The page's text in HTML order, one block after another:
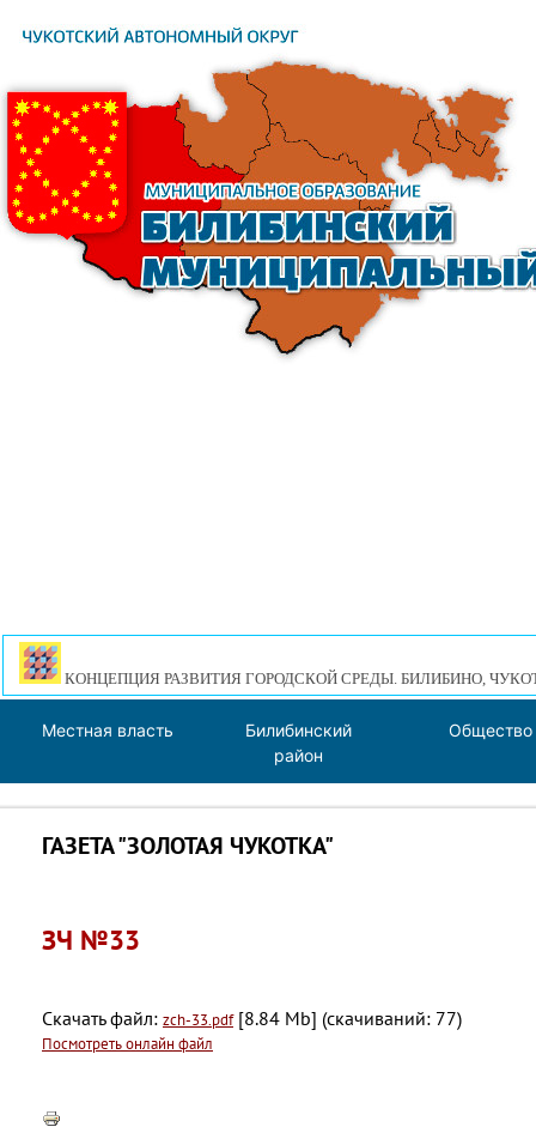
КОНЦЕПЦИЯ РАЗВИТИЯ ГОРОДСКОЙ СРЕДЫ. БИЛИБИНО,
Местная власть
Билибинский
район
Общество
ГАЗЕТА "ЗОЛОТАЯ ЧУКОТКА"
ЗЧ №33
Скачать файл: zch-33.pdf[8.84 Mb] (cкачиваний: 77)
Посмотреть онлайн файл